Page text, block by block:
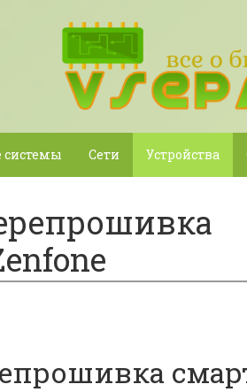
Сети Устройства